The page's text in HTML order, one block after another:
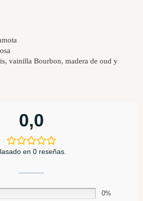
vainilla Bourbon, madera de oud y
0,0
en 0 reseñas.
0%